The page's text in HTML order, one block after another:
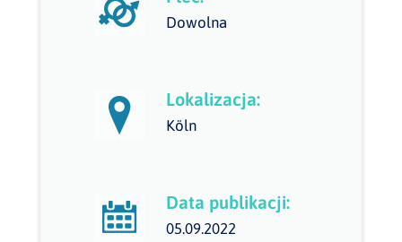
Dowolna
Lokalizacja:
Köln
Data publikacji:
05.09.2022